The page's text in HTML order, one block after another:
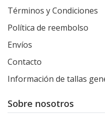
Términos y Condiciones
Política de reembolso
Envíos
Contacto
Información de tallas
Sobre nosotros